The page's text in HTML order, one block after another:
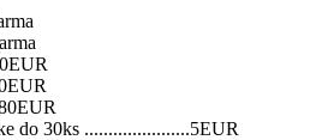
do 30ks ......................5EUR